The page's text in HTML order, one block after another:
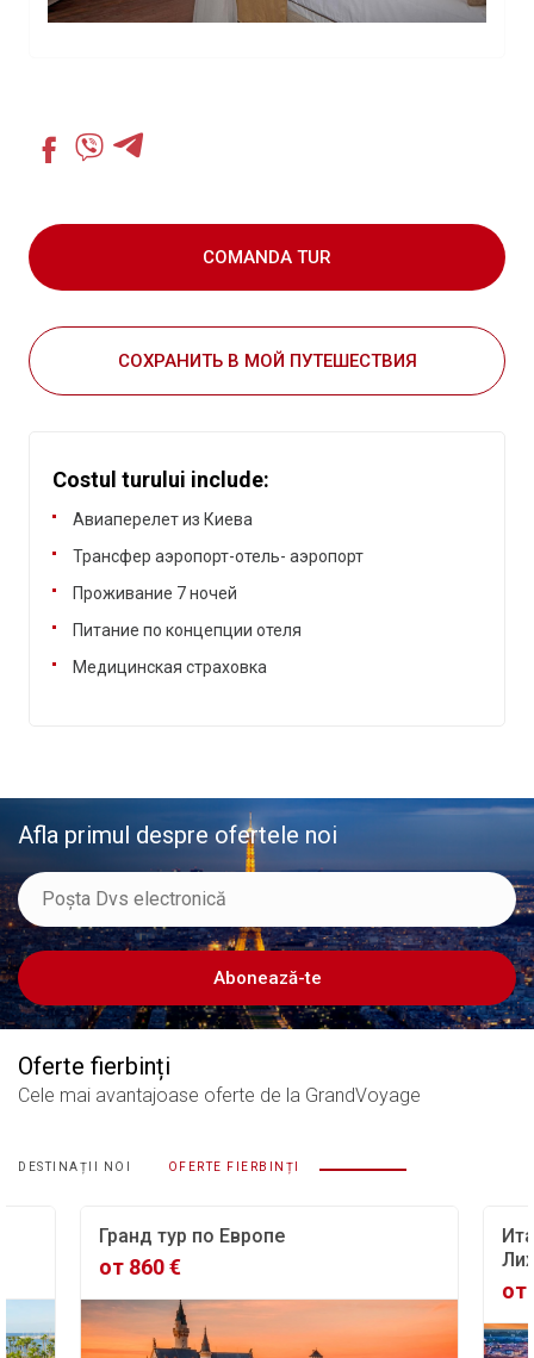
COMANDA TUR
СОХРАНИТЬ В МОЙ ПУТЕШЕСТВИЯ
Costul turului include:
Авиаперелет из Киева
Трансфер аэропорт-отель- аэропорт
Проживание 7 ночей
Питание по концепции отеля
Медицинская страховка
Afla primul despre ofertele noi
Abonează-te
Oferte fierbinți
Cele mai avantajoase oferte de la GrandVoyage
DESTINAȚII NOI OFERTE FIERBINȚI
Гранд тур по Европе
от 860 €
от